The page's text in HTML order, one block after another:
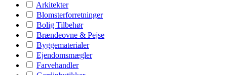
Arkitekter
Blomsterforretninger
Bolig Tilbehør
Brændeovne & Pejse
Byggematerialer
Ejendomsmægler
Farvehandler